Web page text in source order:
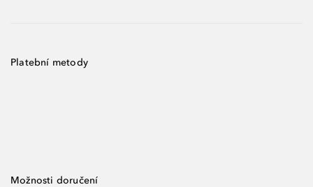
Platební metody
Možnosti doručení